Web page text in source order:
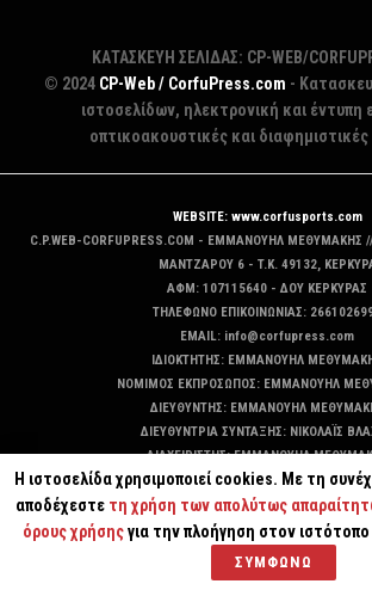
ΚΑΤΑΣΚΕΥΗ ΣΕΛΙΔΑΣ: CP-WEB/
© 2024 CP-Web / CorfuPress.com -
ιστοσελίδων, ηλεκτρονική και έντυπη
οπτικοακουστικές και διαφημιστικές
WEBSITE: www.corfusports.com
C.P.WEB-CORFUPRESS.COM - ΕΜΜΑΝΟΥΗΛ ΜΕΘΥΜΑΚΗΣ
MANTZAΡΟΥ 6 - T.K. 49132,
ΑΦΜ: 107115640 - ΔΟΥ ΚΕΡΚΥΡΑΣ
ΤΗΛΕΦΩΝΟ ΕΠΙΚΟΙΝΩΝΙΑΣ:
EMAIL: info@corfupress.com
ΙΔΙΟΚΤΗΤΗΣ: EMMANOYΗΛ
ΝΟΜΙΜΟΣ ΕΚΠΡΟΣΩΠΟΣ: EMMANOYΗΛ
ΔΙΕΥΘΥΝΤΗΣ: EMMANOYΗΛ
ΔΙΕΥΘΥΝΤΡΙΑ ΣΥΝΤΑΞΗΣ: ΝΙΚΟΛΑΪΣ
ΔΙΑΧΕΙΡΙΣΤΗΣ: EMMANOYΗΛ
ΔΙΚΑΙΟΥΧΟΣ DOMAIN: ΕΜΜΑΝΟΥΗΛ
Η ιστοσελίδα χρησιμοποιεί cookies. Με τη
αποδέχεστε τη χρήση των απολύτως
όρους χρήσηςγια την πλοήγηση στον
ΣΥΜΦΩΝΩ